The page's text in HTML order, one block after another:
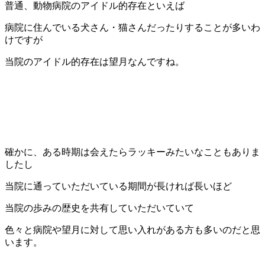
普通、動物病院のアイドル的存在といえば
病院に住んでいる犬さん・猫さんだったりすることが多いわ
けですが
当院のアイドル的存在は望月なんですね。
確かに、ある時期は会えたらラッキーみたいなこともありま
したし
当院に通っていただいている期間が長ければ長いほど
当院の歩みの歴史を共有していただいていて
色々と病院や望月に対して思い入れがある方も多いのだと思
います。